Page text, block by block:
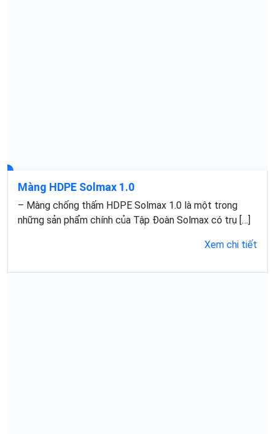
Màng HDPE Solmax 1.0
– Màng chống thấm HDPE Solmax 1.0 là một trong
những sản phẩm chính của Tập Đoàn Solmax có trụ […]
Xem chi tiết